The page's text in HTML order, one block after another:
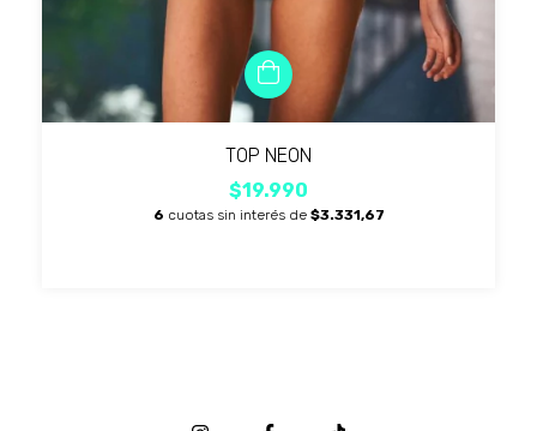
TOP NEON
$19.990
6 cuotas sin interés de $3.331,67